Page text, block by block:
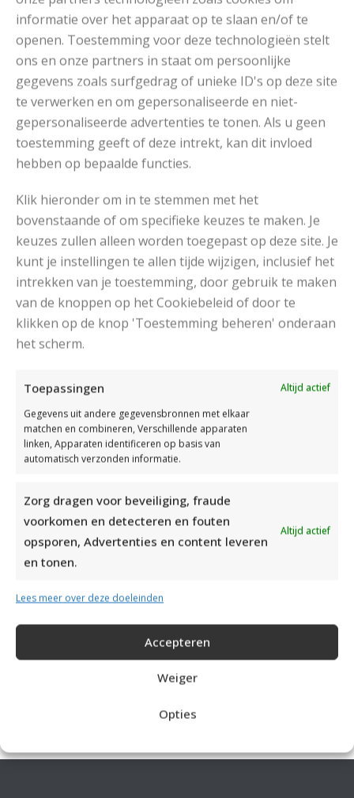
informatie over het apparaat op te slaan en/of te
openen. Toestemming voor deze technologieën stelt
ons en onze partners in staat om persoonlijke
gegevens zoals surfgedrag of unieke ID's op deze site
te verwerken en om gepersonaliseerde en niet-
gepersonaliseerde advertenties te tonen. Als u geen
toestemming geeft of deze intrekt, kan dit invloed
hebben op bepaalde functies.
Klik hieronder om in te stemmen met het
bovenstaande of om specifieke keuzes te maken. Je
keuzes zullen alleen worden toegepast op deze site. Je
kunt je instellingen te allen tijde wijzigen, inclusief het
intrekken van je toestemming, door gebruik te maken
van de knoppen op het Cookiebeleid of door te
klikken op de knop 'Toestemming beheren' onderaan
het scherm.
Toepassingen
Altijd actief
Gegevens uit andere gegevensbronnen met elkaar
matchen en combineren, Verschillende apparaten
linken, Apparaten identificeren op basis van
automatisch verzonden informatie.
Zorg dragen voor beveiliging, fraude
voorkomen en detecteren en fouten
opsporen, Advertenties en content leveren
en tonen.
Altijd actief
Lees meer over deze doeleinden
Accepteren
Weiger
Opties
MOOIE DIKGESTREEPTE SOKKEN BREIEN VAN DURABLE GAREN
DAMESJAS BREIEN VAN HEERLIJK ZACHT GAREN